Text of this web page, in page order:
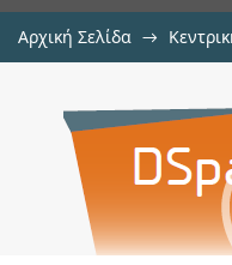
Αρχική Σελίδα →
Έλεγχος
θρεπτικών